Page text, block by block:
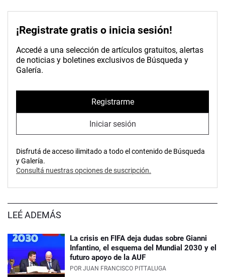
¡Registrate gratis o inicia sesión!
Accedé a una selección de artículos gratuitos, alertas
de noticias y boletines exclusivos de Búsqueda y
Galería.
Registrarme
Iniciar sesión
Disfrutá de acceso ilimitado a todo el contenido de Búsqueda
y Galería.
Consultá nuestras opciones de suscripción.
LEÉ ADEMÁS
La crisis en FIFA deja dudas sobre Gianni
Infantino, el esquema del Mundial 2030 y el
futuro apoyo de la AUF
POR JUAN FRANCISCO PITTALUGA